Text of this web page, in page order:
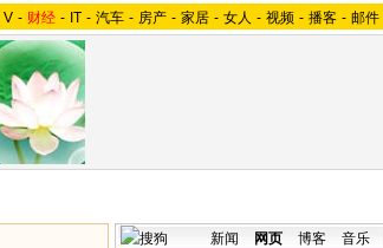
V - 财经 - IT - 汽车 - 房产 - 家居 - 女人 - 视频 - 播客 - 邮件
新闻 网页 博客 音乐